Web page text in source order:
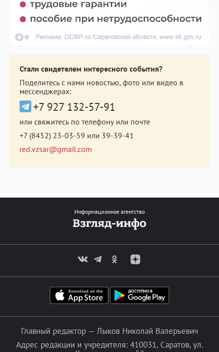
Стали свидетелем интересного события?
Поделитесь с нами новостью, фото или видео в
мессенджерах:
+7 927 132-57-91
или свяжитесь по телефону или почте
+7 (8452) 23-03-59 или 39-39-41
red.vzsar@gmail.com
Информационное агентство
Главный редактор — Лыков Николай Валерьевич
Адрес редакции и учредителя: 410031, Саратов, ул.